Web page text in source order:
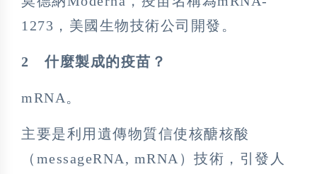
1273，美國生物技術公司開發。
2什麼製成的疫苗？
mRNA。
主要是利用遺傳物質信使核醣核酸
（messageRNA, mRNA）技術，引發人